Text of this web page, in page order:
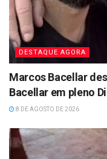
DESTAQUE AGORA
Marcos Bacellar
Bacellar em pleno
8 DE AGOSTO DE 2026